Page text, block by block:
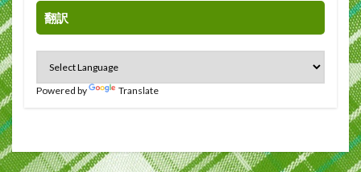
翻訳
Powered by Translate